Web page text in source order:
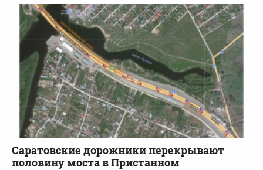
Саратовские дорожники перекрывают
половину моста в Пристанном